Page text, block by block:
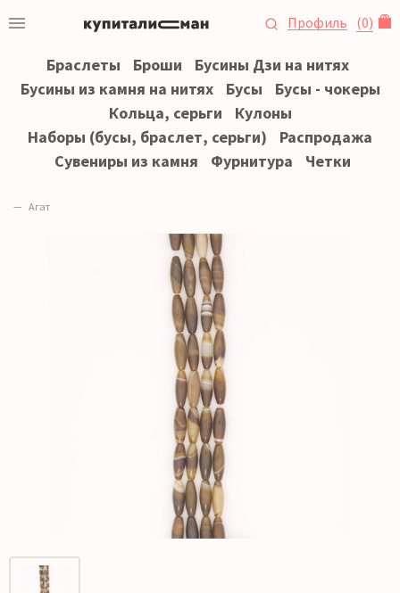
Профиль (0)
Браслеты Броши
Бусины Дзи на нитях
Бусины из камня на нитях
Бусы
Бусы - чокеры
Кольца, серьги
Кулоны
Наборы (бусы, браслет, серьги)
Распродажа
Сувениры из камня
Фурнитура Четки
Агат